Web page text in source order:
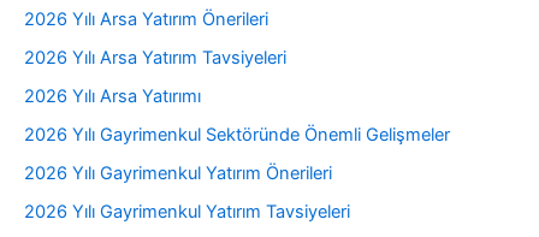
2026 Yılı Arsa Yatırım Önerileri
2026 Yılı Arsa Yatırım Tavsiyeleri
2026 Yılı Arsa Yatırımı
2026 Yılı Gayrimenkul Sektöründe Önemli Gelişmeler
2026 Yılı Gayrimenkul Yatırım Önerileri
2026 Yılı Gayrimenkul Yatırım Tavsiyeleri